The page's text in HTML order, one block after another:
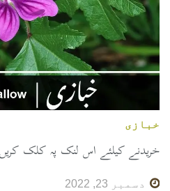
خبازی
خریدنے کیلئے اس لنک پہ کلک
دسمبر 23, 2022